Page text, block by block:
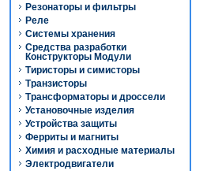
Резонаторы и фильтры
Реле
Системы хранения
Средства разработки
Конструкторы Модули
Тиристоры и симисторы
Транзисторы
Трансформаторы и дроссели
Установочные изделия
Устройства защиты
Ферриты и магниты
Химия и расходные материалы
Электродвигатели